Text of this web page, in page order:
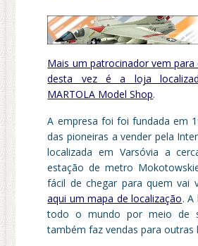
Mais um patrocinador vem para
desta vez é a loja
MARTOLA Model Shop.
A empresa foi foi fundada em
das pioneiras a vender pela
localizada em Varsóvia a
estação de metro
fácil de chegar para quem vai
aqui um mapa de localização. A
todo o mundo por meio de
também faz vendas para outras